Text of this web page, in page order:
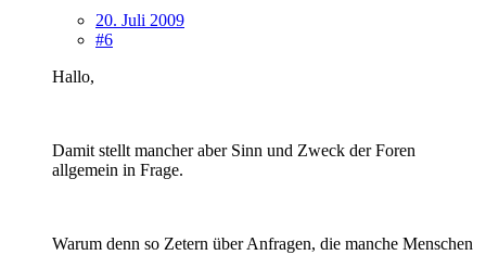
20. Juli 2009
#6
Hallo,
Damit stellt mancher aber Sinn und Zweck der Foren
allgemein in Frage.
Warum denn so Zetern über Anfragen, die manche Menschen